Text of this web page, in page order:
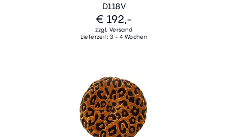
D118V
€ 192,-
zzgl. Versand
Lieferzeit: 3 - 4 Wochen